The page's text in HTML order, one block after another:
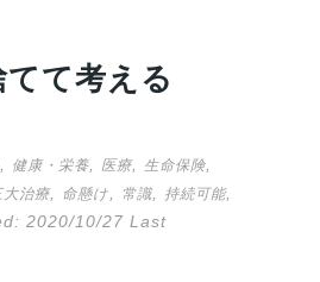
て考える
健康・栄養 医療, 生命保険
大治療, 命懸け 常識 持続可能,
2020/10/27 Last